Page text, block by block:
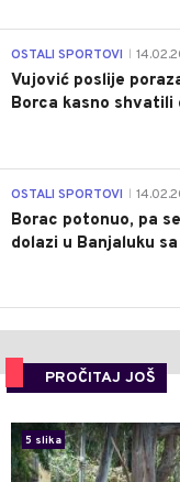
OSTALI SPORTOVI
Vujović poslije
Borca kasno shvatili
OSTALI SPORTOVI
Borac potonuo, pa
dolazi u Banjaluku
PROČITAJ JOŠ
5 slika